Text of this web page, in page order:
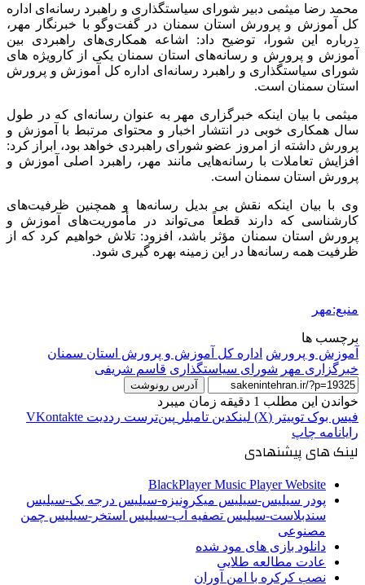
محمد رضا میثمی دبیر شورای سیاستگذاری و راهبرد رسانه‌ای اداره
کل آموزش و پرورش استان سمنان در گفت‌وگو با خبرنگار مهر،
درباره این شورا، توضیح داد: اشاعه همکاری‌های راهبردی بین
آموزش و پرورش و رسانه‌های استان سمنان یکی ازکارویژه های
شورای سیاستگذاری و راهبرد رسانه‌ای اداره کل آموزش و پرورش
استان سمنان است.
میثمی با بیان اینکه خبرگزاری مهر به عنوان رسانه‌ای که در طول
سال همکاری خوبی در انتشار اخبار و محتوای مرتبط با آموزش و
پرورش داشته از امروز عضو شورای راهبردی خواهد بود، ابراز کرد:
افزایش تعاملات با رسانه‌هایی مانند مهر، راهبرد اصلی آموزش و
پرورش استان سمنان است.
وی با بیان اینکه نقش بی بدیل رسانه‌ها و همچنین ظرفیت‌های
کارشناسی که دارند قطعاً می‌تواند در مأموریت‌های آموزش و
پرورش استان سمنان مؤثر باشد، افزود: تلاش خواهیم کرد که از
ظرفیت همه رسانه‌ها در این زمینه بهره گیری شود.
منبع:مهر
برچسب ها
آموزش و پرورش اداره کل آموزش و پرورش استان سمنان
خبرگزاری مهر شورای سیاستگذاری قاسم شریفی
آدرس رونوشت
خواندن این مطلب 1 دقیقه زمان میبرد
فیس بوک توییتر (X) لینکدین ‫تامبلر ‫پین‌ترست ‫رددیت ‫VKontakte
رایانامه چاپ
لینک های پیشنهادی
BlackPlayer Music Player Website
پودر سیلیس-سیلیس میکرونیزه-سیلیس درجه یک-سیلیس
سندبلاست-سیلیس تصفیه آب-سیلیس استخر-سیلیس چمن
مصنوعی
دانلود بازی های مود شده
عادت مطالعه طلایی
نصب کرکره با امن آوران